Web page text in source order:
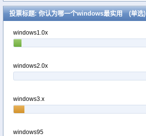
投票标题: 你认为哪一个windows最实用 (单选)
windows1.0x
windows2.0x
windows3.x
windows95